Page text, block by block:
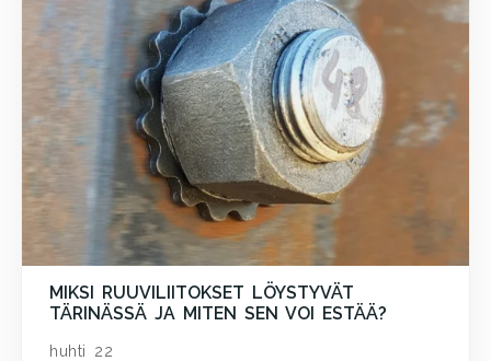
MIKSI RUUVILIITOKSET LÖYSTYVÄT
TÄRINÄSSÄ JA MITEN SEN VOI ESTÄÄ?
huhti 22